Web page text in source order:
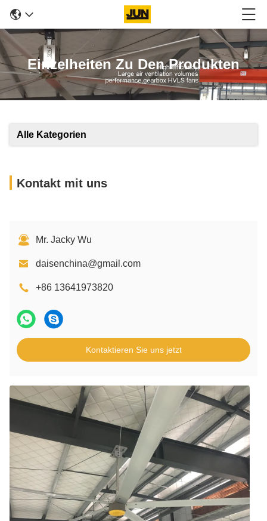
Einzelheiten Zu Den Produkten
Alle Kategorien
Kontakt mit uns
Mr. Jacky Wu
daisenchina@gmail.com
+86 13641973820
Kontaktieren Sie uns jetzt